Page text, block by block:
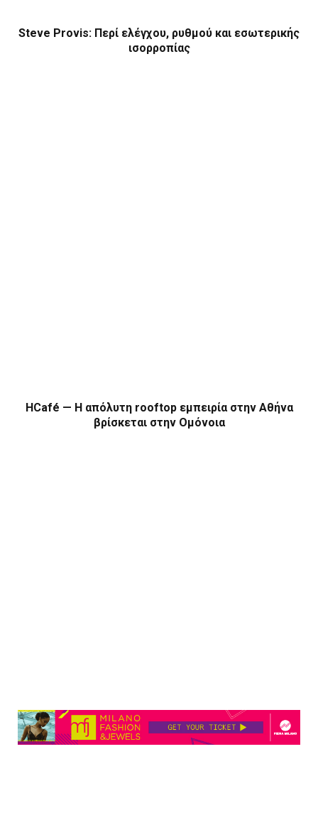
Steve Provis: Περί ελέγχου, ρυθμού και εσωτερικής
ισορροπίας
HCafé — Η απόλυτη rooftop εμπειρία στην Αθήνα
βρίσκεται στην Ομόνοια